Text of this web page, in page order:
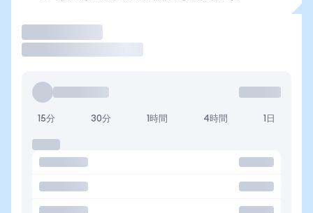
15分 30分 1時間 4時間 1日